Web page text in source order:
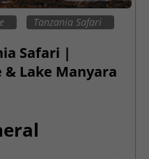
Tanzania Safari
Safari |
Lake Manyara